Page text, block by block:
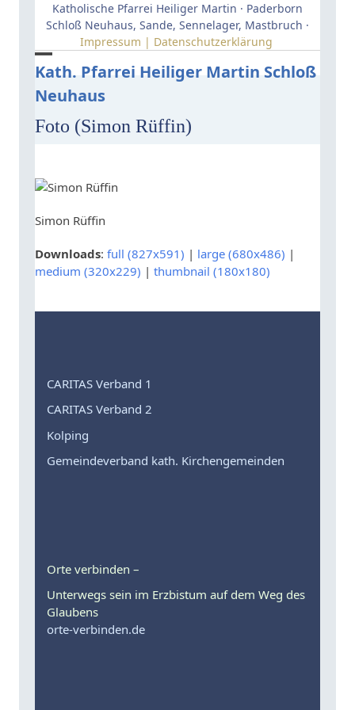
Katholische Pfarrei Heiliger Martin · Paderborn
Schloß Neuhaus, Sande, Sennelager, Mastbruch ·
Impressum | Datenschutzerklärung
Kath. Pfarrei Heiliger Martin Schloß
Neuhaus
Open
mobile
menu
Close
mobile
menu
Foto (Simon Rüffin)
Simon Rüffin
Downloads: full (827x591) | large (680x486) |
medium (320x229) | thumbnail (180x180)
CARITAS Verband 1
CARITAS Verband 2
Kolping
Gemeindeverband kath. Kirchengemeinden
Orte verbinden –
Unterwegs sein im Erzbistum auf dem Weg des
Glaubens
orte-verbinden.de